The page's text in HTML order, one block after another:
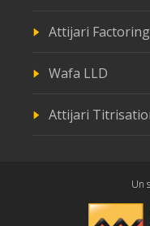
Attijari Factoring
Wafa LLD
Attijari
Un